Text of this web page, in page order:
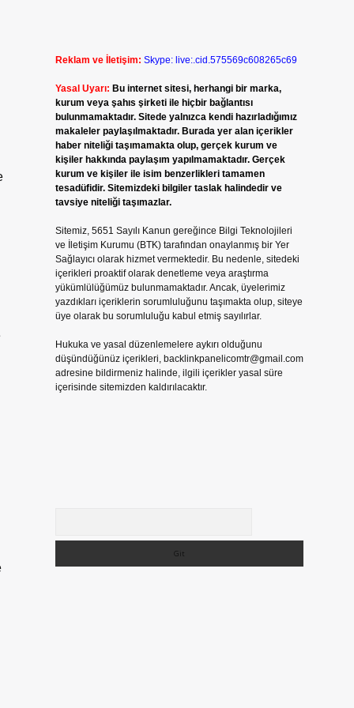
Reklam ve İletişim: Skype: live:.cid.575569c608265c69
Yasal Uyarı: Bu internet sitesi, herhangi bir marka,
kurum veya şahıs şirketi ile hiçbir bağlantısı
bulunmamaktadır. Sitede yalnızca kendi hazırladığımız
makaleler paylaşılmaktadır. Burada yer alan içerikler
haber niteliği taşımamakta olup, gerçek kurum ve
kişiler hakkında paylaşım yapılmamaktadır. Gerçek
kurum ve kişiler ile isim benzerlikleri tamamen
tesadüfidir. Sitemizdeki bilgiler taslak halindedir ve
tavsiye niteliği taşımazlar.
Sitemiz, 5651 Sayılı Kanun gereğince Bilgi Teknolojileri
ve İletişim Kurumu (BTK) tarafından onaylanmış bir Yer
Sağlayıcı olarak hizmet vermektedir. Bu nedenle, sitedeki
içerikleri proaktif olarak denetleme veya araştırma
yükümlülüğümüz bulunmamaktadır. Ancak, üyelerimiz
yazdıkları içeriklerin sorumluluğunu taşımakta olup, siteye
üye olarak bu sorumluluğu kabul etmiş sayılırlar.
Hukuka ve yasal düzenlemelere aykırı olduğunu
düşündüğünüz içerikleri, backlinkpanelicomtr@gmail.com
adresine bildirmeniz halinde, ilgili içerikler yasal süre
içerisinde sitemizden kaldırılacaktır.